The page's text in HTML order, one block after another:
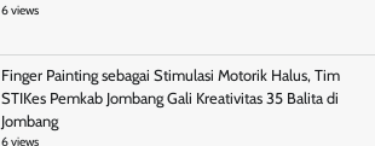
6 views
Finger Painting sebagai Stimulasi Motorik Halus, Tim
STIKes Pemkab Jombang Gali Kreativitas 35 Balita di
Jombang
6 views